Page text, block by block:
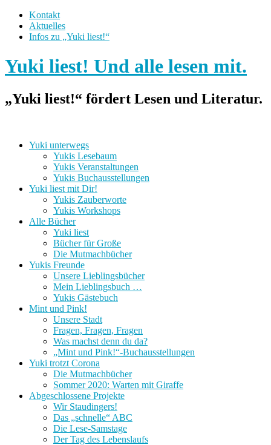
Kontakt
Aktuelles
Infos zu „Yuki liest!“
Yuki liest! Und alle lesen mit.
„Yuki liest!“ fördert Lesen und Literatur.
Yuki unterwegs
Yukis Lesebaum
Yukis Veranstaltungen
Yukis Buchausstellungen
Yuki liest mit Dir!
Yukis Zauberworte
Yukis Workshops
Alle Bücher
Yuki liest
Bücher für Große
Die Mutmachbücher
Yukis Freunde
Unsere Lieblingsbücher
Mein Lieblingsbuch …
Yukis Gästebuch
Mint und Pink!
Unsere Stadt
Fragen, Fragen, Fragen
Was machst denn du da?
„Mint und Pink!“-Buchausstellungen
Yuki trotzt Corona
Die Mutmachbücher
Sommer 2020: Warten mit Giraffe
Abgeschlossene Projekte
Wir Staudingers!
Das „schnelle“ ABC
Die Lese-Samstage
Der Tag des Lebenslaufs